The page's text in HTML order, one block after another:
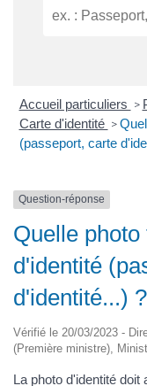
Accueil particuliers >
Carte d'identité >
(passeport, carte
Question-réponse
Quelle
d'identité
d'identité...) ?
Vérifié le 20/03/2023 -
(Première ministre),
La photo d'identité doit